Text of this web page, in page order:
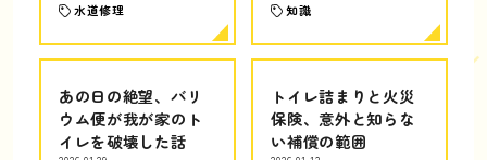
水道修理 知識
あの日の絶望、バリ
ウム便が我が家のト
イレを破壊した話
トイレ詰まりと火災
保険、意外と知らな
い補償の範囲